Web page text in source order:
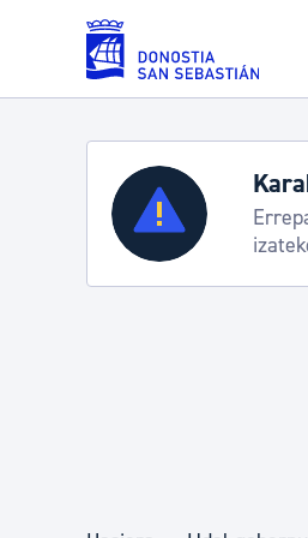
Eduki nagusira joan
Zerbitzuak
Errolda eta gai